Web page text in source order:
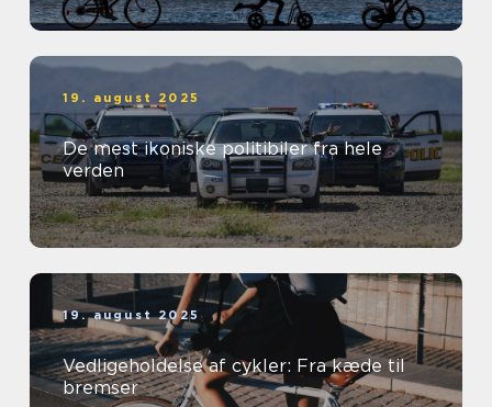
19. august 2025
De mest ikoniske politibiler fra hele
verden
19. august 2025
Vedligeholdelse af cykler: Fra kæde til
bremser